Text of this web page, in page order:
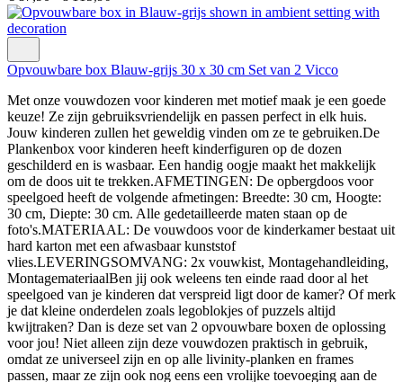
Opvouwbare box Blauw-grijs 30 x 30 cm Set van 2 Vicco
Met onze vouwdozen voor kinderen met motief maak je een goede
keuze! Ze zijn gebruiksvriendelijk en passen perfect in elk huis.
Jouw kinderen zullen het geweldig vinden om ze te gebruiken.De
Plankenbox voor kinderen heeft kinderfiguren op de dozen
geschilderd en is wasbaar. Een handig oogje maakt het makkelijk
om de doos uit te trekken.AFMETINGEN: De opbergdoos voor
speelgoed heeft de volgende afmetingen: Breedte: 30 cm, Hoogte:
30 cm, Diepte: 30 cm. Alle gedetailleerde maten staan op de
foto's.MATERIAAL: De vouwdoos voor de kinderkamer bestaat uit
hard karton met een afwasbaar kunststof
vlies.LEVERINGSOMVANG: 2x vouwkist, Montagehandleiding,
MontagemateriaalBen jij ook weleens ten einde raad door al het
speelgoed van je kinderen dat verspreid ligt door de kamer? Of merk
je dat kleine onderdelen zoals legoblokjes of puzzels altijd
kwijtraken? Dan is deze set van 2 opvouwbare boxen de oplossing
voor jou! Niet alleen zijn deze vouwdozen praktisch in gebruik,
omdat ze universeel zijn en op alle livinity-planken en frames
passen, maar ze zijn ook nog eens een vrolijke toevoeging aan de